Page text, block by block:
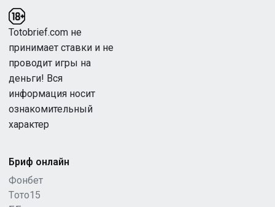
Totobrief.com не
принимает ставки и не
проводит игры на
деньги! Вся
информация носит
ознакомительный
характер
Бриф онлайн
Фонбет
Tото15